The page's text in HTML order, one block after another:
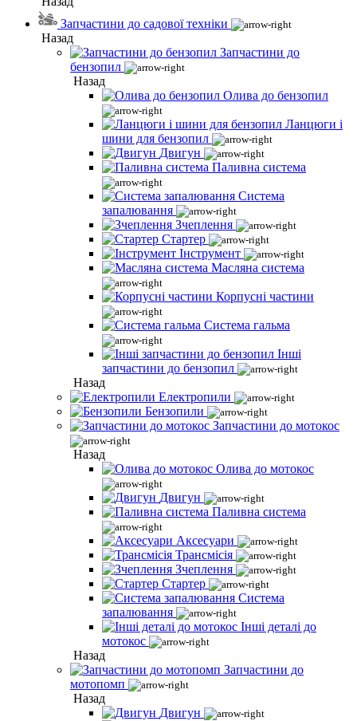
Запчастини до садової техніки
Назад
Запчастини до
бензопил
Назад
Олива до бензопил
Ланцюги і
шини для бензопил
Двигун
Паливна система
Система
запалювання
Зчеплення
Стартер
Інструмент
Масляна система
Корпусні частини
Система гальма
Інші
запчастини до бензопил
Назад
Електропили
Бензопили
Запчастини до мотокос
Назад
Олива до мотокос
Двигун
Паливна система
Аксесуари
Трансмісія
Зчеплення
Стартер
Система
запалювання
Інші деталі до
мотокос
Назад
Запчастини до
мотопомп
Назад
Двигун